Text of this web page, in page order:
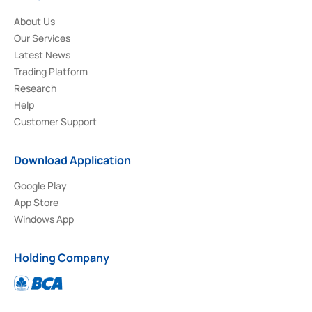
About Us
Our Services
Latest News
Trading Platform
Research
Help
Customer Support
Download Application
Google Play
App Store
Windows App
Holding Company